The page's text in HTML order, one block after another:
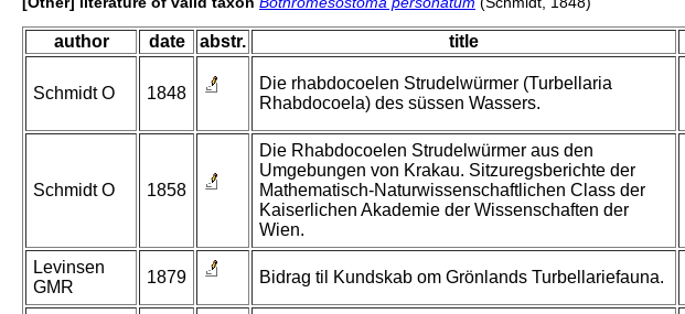
author date abstr. title
Schmidt O 1848
Die rhabdocoelen Strudelwürmer (Turbellaria
Rhabdocoela) des süssen Wassers.
Schmidt O 1858
Die Rhabdocoelen Strudelwürmer aus den
Umgebungen von Krakau. Sitzuregsberichte der
Mathematisch-Naturwissenschaftlichen Class der
Kaiserlichen Akademie der Wissenschaften der
Wien.
Levinsen
GMR
1879 Bidrag til Kundskab om Grönlands Turbellariefauna.